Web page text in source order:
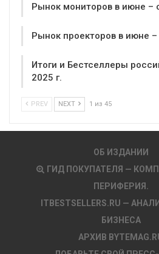
Рынок мониторов в июне –
Рынок проекторов в июне
Итоги и Бестселлеры
2025 г.
PREV NEXT 1 из 45
ОБ ИЗДАНИИ
ГИД ПОКУПАТЕЛЯ —
ПЕРИФЕРИЯ.
ITBESTSELLERS.RU —
БИЗНЕСА
АРХИВ